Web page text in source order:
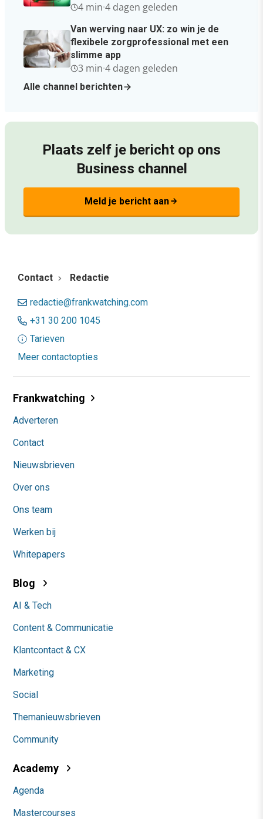
4 min·4 dagen geleden
Van werving naar UX: zo win je de
flexibele zorgprofessional met een
slimme app
3 min·4 dagen geleden
Alle channel berichten
Plaats zelf je bericht op ons
Business channel
Meld je bericht aanarrow_forward
Contact Redactie
redactie@frankwatching.com
+31 30 200 1045
Tarieven
Meer contactopties
Frankwatching
Adverteren
Contact
Nieuwsbrieven
Over ons
Ons team
Werken bij
Whitepapers
Blog
AI & Tech
Content & Communicatie
Klantcontact & CX
Marketing
Social
Themanieuwsbrieven
Community
Academy
Agenda
Mastercourses